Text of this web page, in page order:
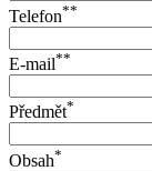
Telefon**
E-mail**
Předmět*
Obsah*